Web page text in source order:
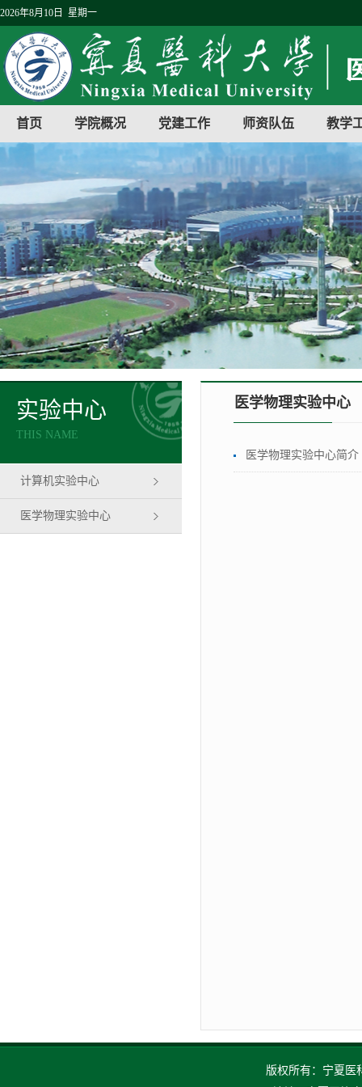
2026年8月10日 星期一
首页 学院概况 党建工作 师资队伍 教学
实验中心
THIS NAME
计算机实验中心
医学物理实验中心
医学物理实验中心
医学物理实验中心简介
版权所有：宁夏医